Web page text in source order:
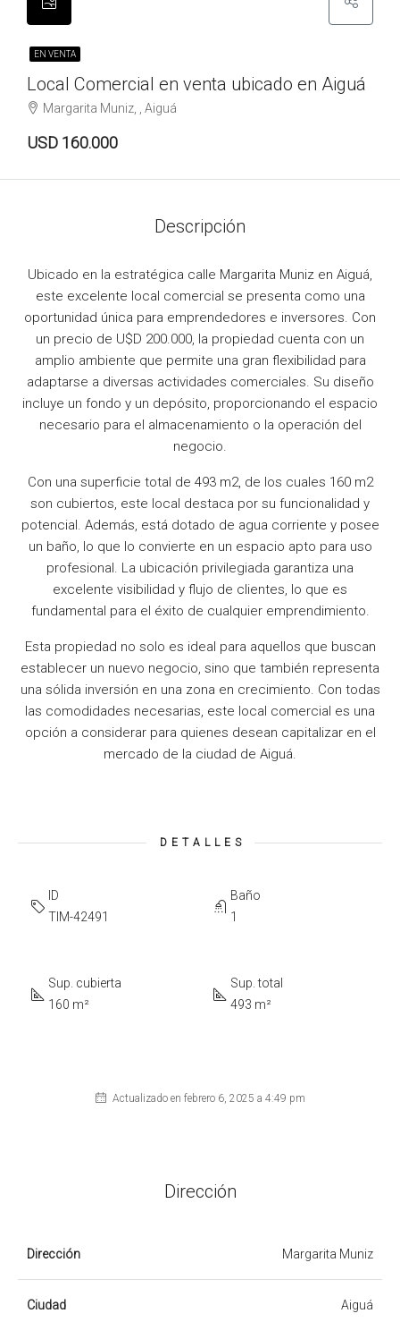
EN VENTA
Local Comercial en venta ubicado en Aiguá
Margarita Muniz, , Aiguá
USD 160.000
Descripción
Ubicado en la estratégica calle Margarita Muniz en Aiguá,
este excelente local comercial se presenta como una
oportunidad única para emprendedores e inversores. Con
un precio de U$D 200.000, la propiedad cuenta con un
amplio ambiente que permite una gran flexibilidad para
adaptarse a diversas actividades comerciales. Su diseño
incluye un fondo y un depósito, proporcionando el espacio
necesario para el almacenamiento o la operación del
negocio.
Con una superficie total de 493 m2, de los cuales 160 m2
son cubiertos, este local destaca por su funcionalidad y
potencial. Además, está dotado de agua corriente y posee
un baño, lo que lo convierte en un espacio apto para uso
profesional. La ubicación privilegiada garantiza una
excelente visibilidad y flujo de clientes, lo que es
fundamental para el éxito de cualquier emprendimiento.
Esta propiedad no solo es ideal para aquellos que buscan
establecer un nuevo negocio, sino que también representa
una sólida inversión en una zona en crecimiento. Con todas
las comodidades necesarias, este local comercial es una
opción a considerar para quienes desean capitalizar en el
mercado de la ciudad de Aiguá.
DETALLES
ID
TIM-42491
Baño
1
Sup. cubierta
160 m²
Sup. total
493 m²
Actualizado en febrero 6, 2025 a 4:49 pm
Dirección
Dirección Margarita Muniz
Ciudad Aiguá